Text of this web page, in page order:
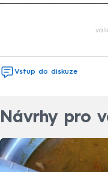
Vstup do diskuze
Návrhy pro